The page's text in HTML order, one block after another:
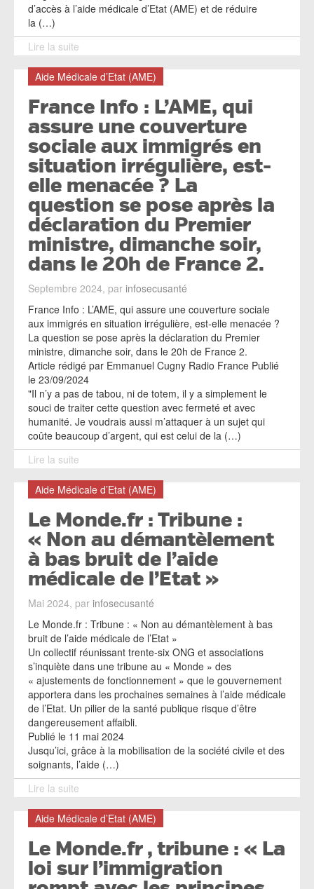
d’accès à l’aide médicale d’Etat (AME) et de réduire
la (…)
Lire la suite
Aide Médicale d’Etat (AME)
France Info : L’AME, qui
assure une couverture
sociale aux immigrés en
situation irrégulière, est-
elle menacée ? La
question se pose après la
déclaration du Premier
ministre, dimanche soir,
dans le 20h de France 2.
Septembre 2024, par infosecusanté
France Info : L’AME, qui assure une couverture sociale
aux immigrés en situation irrégulière, est-elle menacée ?
La question se pose après la déclaration du Premier
ministre, dimanche soir, dans le 20h de France 2.
Article rédigé par Emmanuel Cugny Radio France Publié
le 23/09/2024
"Il n’y a pas de tabou, ni de totem, il y a simplement le
souci de traiter cette question avec fermeté et avec
humanité. Je voudrais aussi m’attaquer à un sujet qui
coûte beaucoup d’argent, qui est celui de la (…)
Lire la suite
Aide Médicale d’Etat (AME)
Le Monde.fr : Tribune :
« Non au démantèlement
à bas bruit de l’aide
médicale de l’Etat »
Mai 2024, par infosecusanté
Le Monde.fr : Tribune : « Non au démantèlement à bas
bruit de l’aide médicale de l’Etat »
Un collectif réunissant trente-six ONG et associations
s’inquiète dans une tribune au « Monde » des
« ajustements de fonctionnement » que le gouvernement
apportera dans les prochaines semaines à l’aide médicale
de l’Etat. Un pilier de la santé publique risque d’être
dangereusement affaibli.
Publié le 11 mai 2024
Jusqu’ici, grâce à la mobilisation de la société civile et des
soignants, l’aide (…)
Lire la suite
Aide Médicale d’Etat (AME)
Le Monde.fr , tribune : « La
loi sur l’immigration